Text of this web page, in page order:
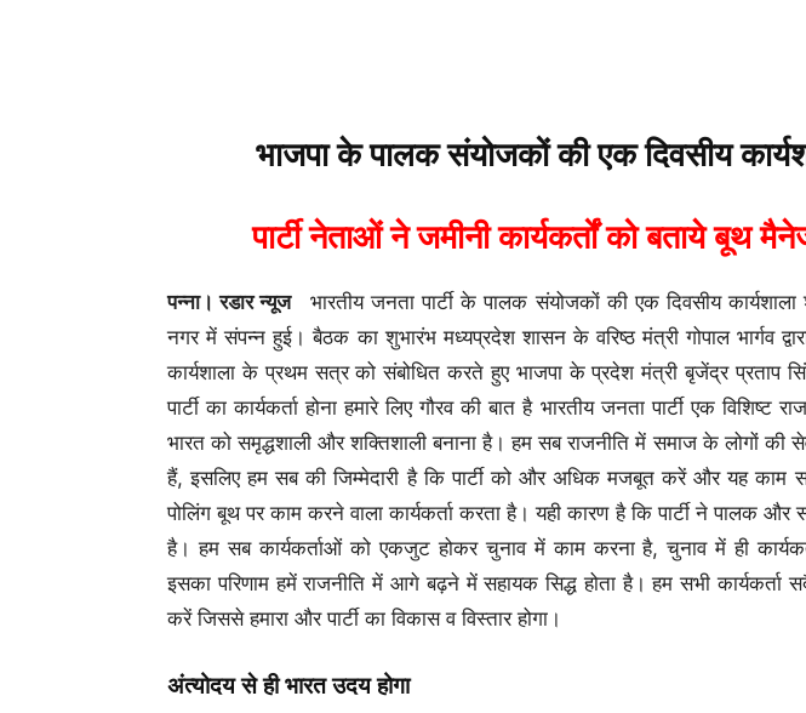
भाजपा के पालक संयोजकों की एक दिवसीय
पार्टी नेताओं ने जमीनी कार्यकर्तों को बताये बूथ
पन्ना। रडार न्यूज
भारतीय जनता पार्टी के पालक संयोजकों की एक दिवसीय
नगर में संपन्न हुई। बैठक का शुभारंभ मध्यप्रदेश शासन के वरिष्ठ मंत्री गोपाल भार्गव
कार्यशाला के प्रथम सत्र को संबोधित करते हुए भाजपा के प्रदेश मंत्री बृजेंद्र प्रताप
पार्टी का कार्यकर्ता होना हमारे लिए गौरव की बात है भारतीय जनता पार्टी एक विशिष्ट
भारत को समृद्धशाली और शक्तिशाली बनाना है। हम सब राजनीति में समाज के लोगों की
हैं, इसलिए हम सब की जिम्मेदारी है कि पार्टी को और अधिक मजबूत करें और यह काम
पोलिंग बूथ पर काम करने वाला कार्यकर्ता करता है। यही कारण है कि पार्टी ने पालक
है। हम सब कार्यकर्ताओं को एकजुट होकर चुनाव में काम करना है, चुनाव में ही
इसका परिणाम हमें राजनीति में आगे बढ़ने में सहायक सिद्ध होता है। हम सभी कार्यकर्ता
करें जिससे हमारा और पार्टी का विकास व विस्तार होगा।
अंत्योदय से ही भारत उदय होगा